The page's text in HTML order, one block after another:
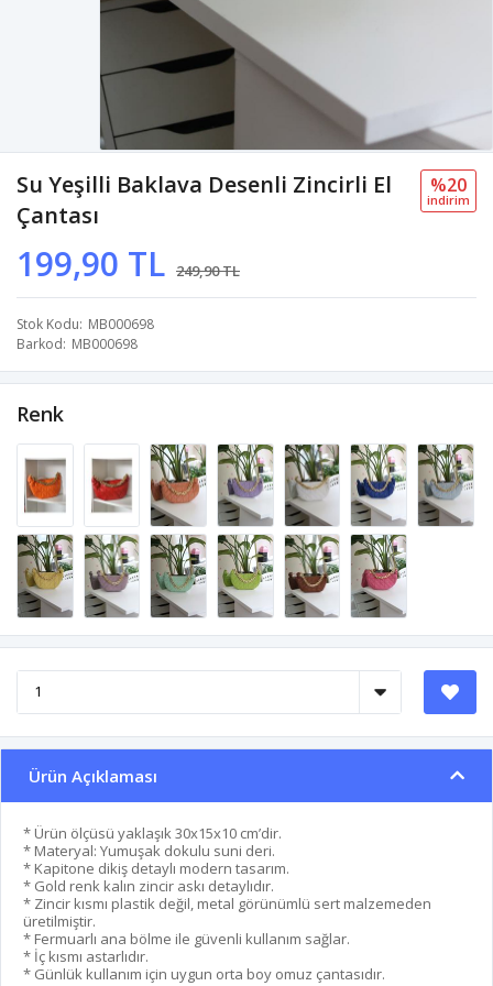
Su Yeşilli Baklava Desenli Zincirli El
Çantası
199,90 TL 249,90 TL
%20
i̇ndi̇ri̇m
Stok Kodu MB000698
Barkod MB000698
Renk
Ürün Açıklaması
* Ürün ölçüsü yaklaşık 30x15x10 cm’dir.
* Materyal: Yumuşak dokulu suni deri.
* Kapitone dikiş detaylı modern tasarım.
* Gold renk kalın zincir askı detaylıdır.
* Zincir kısmı plastik değil, metal görünümlü sert malzemeden
üretilmiştir.
* Fermuarlı ana bölme ile güvenli kullanım sağlar.
* İç kısmı astarlıdır.
* Günlük kullanım için uygun orta boy omuz çantasıdır.